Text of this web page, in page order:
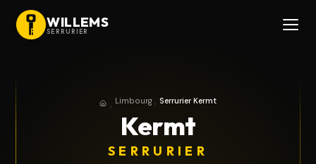
WILLEMS
SERRURIER
AccueilProvince du Limbourg
Limbourg Serrurier Kermt
Kermt
SERRURIER